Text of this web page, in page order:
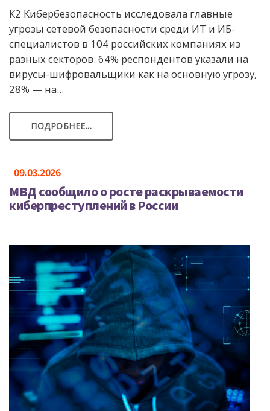
К2 Кибербезопасность исследовала главные
угрозы сетевой безопасности среди ИТ и ИБ-
специалистов в 104 российских компаниях из
разных секторов. 64% респондентов указали на
вирусы-шифровальщики как на основную угрозу,
28% — на...
ПОДРОБНЕЕ...
09.03.2026
МВД сообщило о росте раскрываемости
киберпреступлений в России